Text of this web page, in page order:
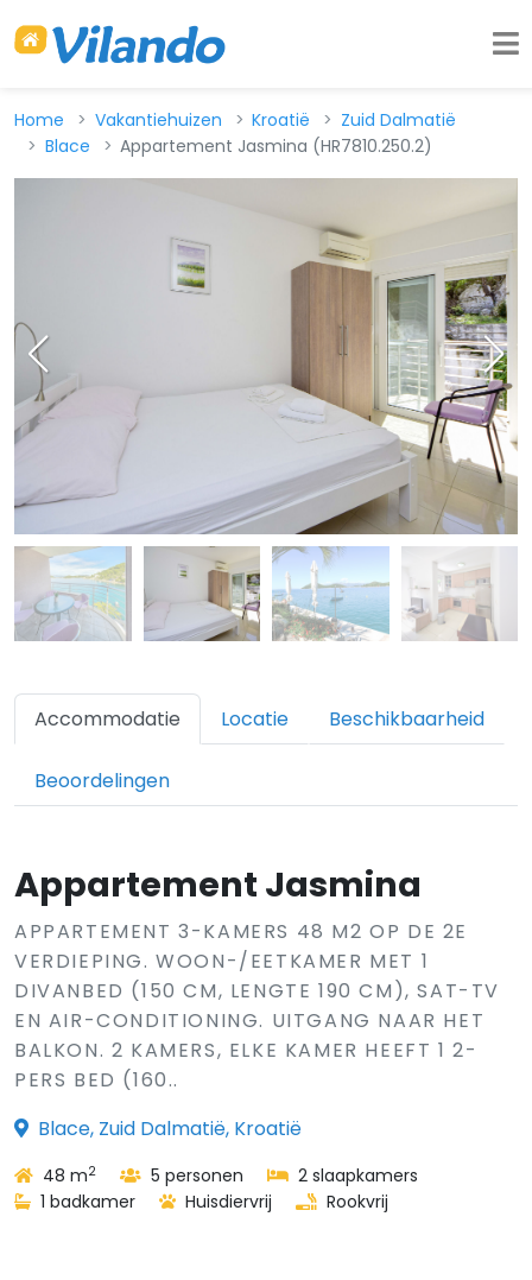
Home Vakantiehuizen Kroatië
Zuid Dalmatië
Blace
Appartement Jasmina (HR7810.250.2)
Accommodatie Locatie Beschikbaarheid
Beoordelingen
Appartement Jasmina
APPARTEMENT 3-KAMERS 48 M2 OP DE 2E
VERDIEPING. WOON-/EETKAMER MET 1
DIVANBED (150 CM, LENGTE 190 CM), SAT-TV
EN AIR-CONDITIONING. UITGANG NAAR HET
BALKON. 2 KAMERS, ELKE KAMER HEEFT 1 2-
PERS BED (160..
Blace, Zuid Dalmatië, Kroatië
48 m2 5 personen
2 slaapkamers
1 badkamer
Huisdiervrij Rookvrij